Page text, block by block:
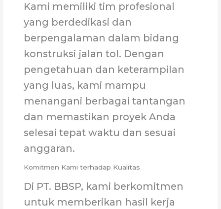
Kami memiliki tim profesional
yang berdedikasi dan
berpengalaman dalam bidang
konstruksi jalan tol. Dengan
pengetahuan dan keterampilan
yang luas, kami mampu
menangani berbagai tantangan
dan memastikan proyek Anda
selesai tepat waktu dan sesuai
anggaran.
Komitmen Kami terhadap Kualitas
Di PT. BBSP, kami berkomitmen
untuk memberikan hasil kerja